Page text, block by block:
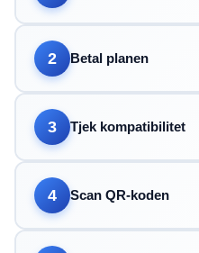
2 Betal planen
3 Tjek kompatibilitet
4 Scan QR-koden